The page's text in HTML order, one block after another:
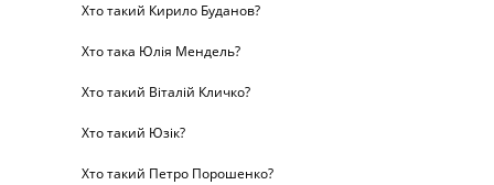
Хто такий Кирило Буданов?
Хто така Юлія Мендель?
Хто такий Віталій Кличко?
Хто такий Юзік?
Хто такий Петро Порошенко?